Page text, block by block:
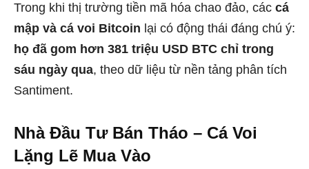
Trong khi thị trường tiền mã hóa chao đảo, các cá
mập và cá voi Bitcoin lại có động thái đáng chú ý:
họ đã gom hơn 381 triệu USD BTC chỉ trong
sáu ngày qua, theo dữ liệu từ nền tảng phân tích
Santiment.
Nhà Đầu Tư Bán Tháo – Cá Voi
Lặng Lẽ Mua Vào